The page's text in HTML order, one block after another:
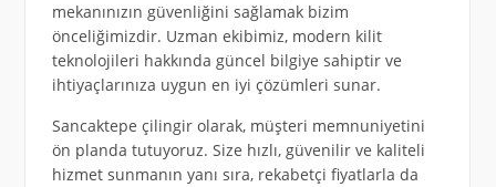
mekanınızın güvenliğini sağlamak bizim
önceliğimizdir. Uzman ekibimiz, modern kilit
teknolojileri hakkında güncel bilgiye sahiptir ve
ihtiyaçlarınıza uygun en iyi çözümleri sunar.
Sancaktepe çilingir olarak, müşteri memnuniyetini
ön planda tutuyoruz. Size hızlı, güvenilir ve kaliteli
hizmet sunmanın yanı sıra, rekabetçi fiyatlarla da